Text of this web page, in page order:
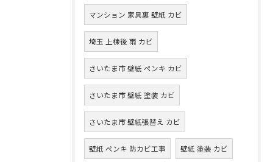
マンション 家具裏 壁紙 カビ
埼玉 上棟後 雨 カビ
さいたま市 壁紙 ペンキ カビ
さいたま市 壁紙 塗装 カビ
さいたま市 壁紙張替え カビ
壁紙 ペンキ 防カビ工事 壁紙 塗装 カビ